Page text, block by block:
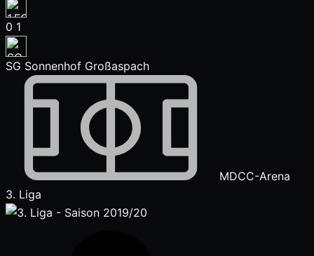
0 1
SG Sonnenhof Großaspach
MDCC-Arena
3. Liga